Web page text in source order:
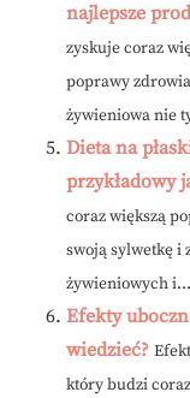
najlepsze
zyskuje coraz
poprawy
żywieniowa nie
Dieta na
przykładowy
coraz większą
swoją sylwetkę i
żywieniowych i...
Efekty
wiedzieć?
który budzi